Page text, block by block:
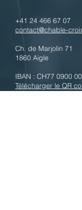
+41 24 466 67 07
contact@chable-
Ch. de Marjolin 71
1860 Aigle
IBAN : CH77 0900
Télécharger le QR